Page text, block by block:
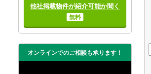
他社掲載物件が紹介可能か聞く
無料
オンラインでのご相談も承ります！